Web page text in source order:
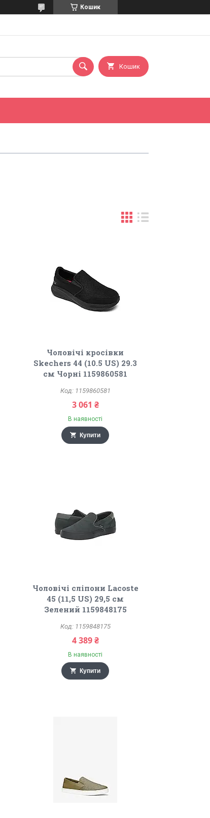
Кошик
Кошик
Чоловічі кросівки
Skechers 44 (10.5 US) 29.3
см Чорні 1159860581
1159860581
3 061 ₴
В наявності
Купити
Чоловічі сліпони Lacoste
45 (11,5 US) 29,5 см
Зелений 1159848175
1159848175
4 389 ₴
В наявності
Купити